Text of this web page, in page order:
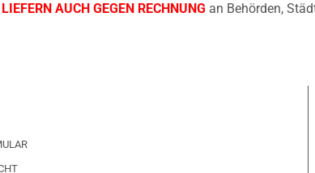
AUCH GEGEN RECHNUNG an Behörden,